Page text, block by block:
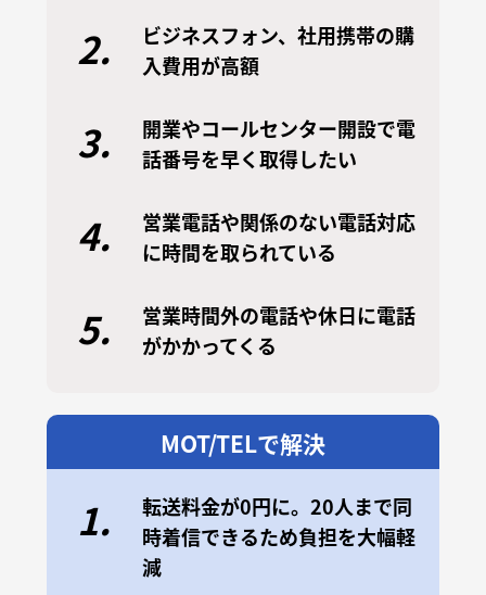
2.
ビジネスフォン、社用携帯の購
入費用が高額
3.
開業やコールセンター開設で電
話番号を早く取得したい
4.
営業電話や関係のない電話対応
に時間を取られている
5.
営業時間外の電話や休日に電話
がかかってくる
MOT/TELで解決
1.
転送料金が0円に。20人まで同
時着信できるため負担を大幅軽
減